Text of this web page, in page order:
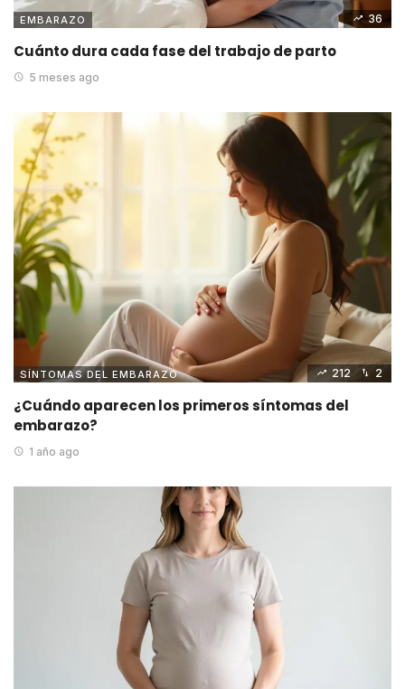
EMBARAZO 36
Cuánto dura cada fase del trabajo de parto
5 meses ago
SÍNTOMAS DEL EMBARAZO 212 2
¿Cuándo aparecen los primeros síntomas del
embarazo?
1 año ago